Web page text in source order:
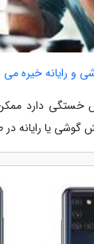
و رایانه خیره می
خستگی دارد
یا رایانه در